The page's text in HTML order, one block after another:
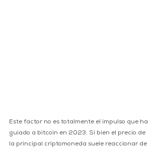
Este factor no es totalmente el impulso que ha
guiado a bitcoin en 2023. Si bien el precio de
la principal criptomoneda suele reaccionar de